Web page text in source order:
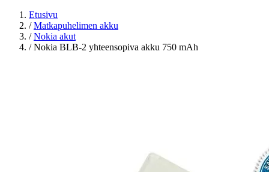
Etusivu
/ Matkapuhelimen akku
/ Nokia akut
/ Nokia BLB-2 yhteensopiva akku 750 mAh